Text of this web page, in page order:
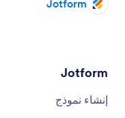
Jotform
Jotform
إنشاء نموذج